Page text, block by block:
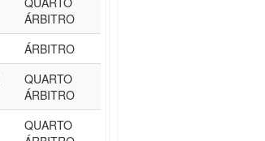
ÁRBITRO
ÁRBITRO
QUARTO
ÁRBITRO
QUARTO